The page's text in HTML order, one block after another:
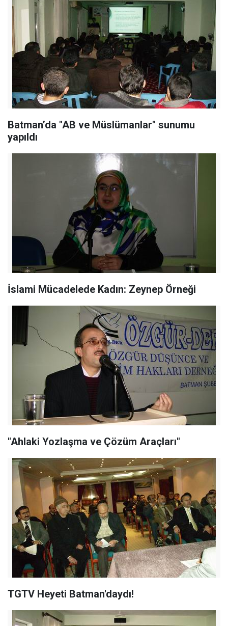
Batman’da "AB ve Müslümanlar" sunumu
yapıldı
İslami Mücadelede Kadın: Zeynep Örneği
"Ahlaki Yozlaşma ve Çözüm Araçları"
TGTV Heyeti Batman'daydı!